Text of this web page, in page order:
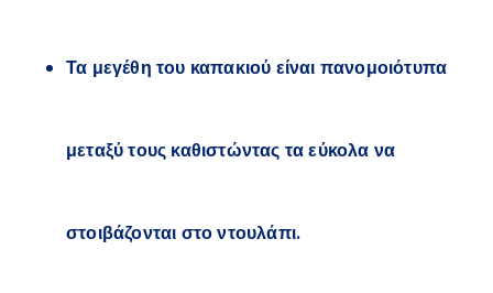
Τα μεγέθη του καπακιού είναι πανομοιότυπα
μεταξύ τους καθιστώντας τα εύκολα να
στοιβάζονται στο ντουλάπι.